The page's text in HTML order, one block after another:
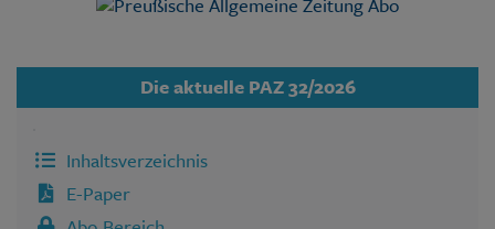
Die aktuelle PAZ 32/2026
Inhaltsverzeichnis
E-Paper